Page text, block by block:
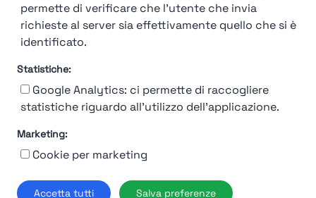
permette di verificare che l'utente che invia
richieste al server sia effettivamente quello che si è
identificato.
Statistiche:
Google Analytics: ci permette di raccogliere
statistiche riguardo all'utilizzo dell'applicazione.
Marketing:
Cookie per marketing
Accetta tutti Salva preferenze
Termini e Condizioni
© 2019-2026 Stupendio. Tutti i diritti riservati | Smarteris S.r.l. P.IVA
02659750992 | Capitale Sociale € 2.550 i.v.